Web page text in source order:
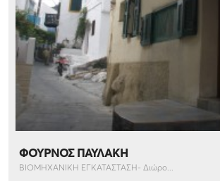
ΦΟΥΡΝΟΣ ΠΑΥΛΑΚΗ
ΒΙΟΜΗΧΑΝΙΚΗ ΕΓΚΑΤΑΣΤΑΣΗ- Διώρο...